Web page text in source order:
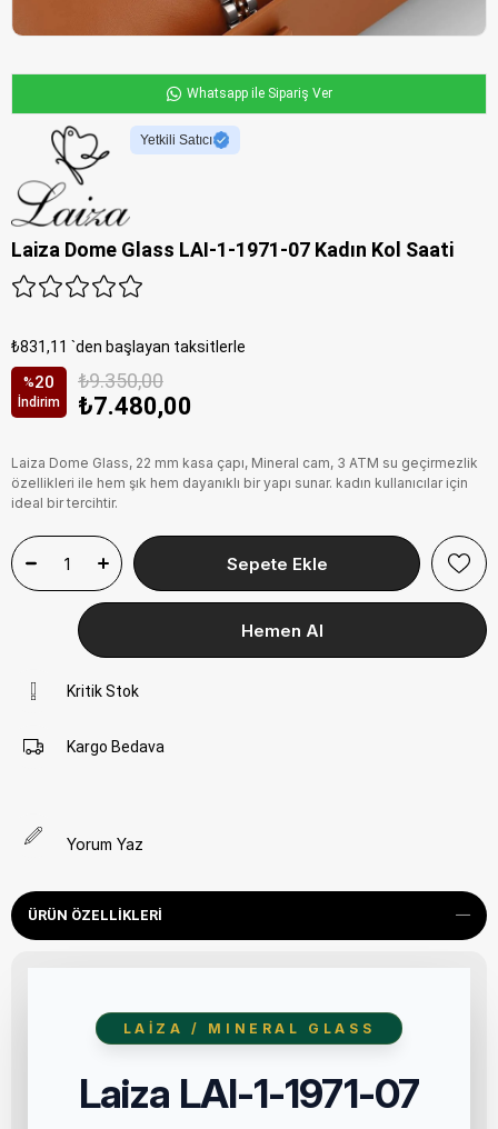
Whatsapp ile Sipariş Ver
Yetkili Satıcı
Laiza Dome Glass LAI-1-1971-07 Kadın Kol Saati
₺831,11 `den başlayan taksitlerle
%20
İndirim
₺9.350,00
₺7.480,00
Laiza Dome Glass, 22 mm kasa çapı, Mineral cam, 3 ATM su geçirmezlik
özellikleri ile hem şık hem dayanıklı bir yapı sunar. kadın kullanıcılar için
ideal bir tercihtir.
Kritik Stok
Kargo Bedava
Yorum Yaz
ÜRÜN ÖZELLIKLERI
LAIZA / MINERAL GLASS
Laiza LAI-1-1971-07